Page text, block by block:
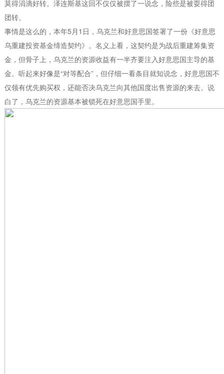
莫得涓滴好转。泽连斯基这回不仅仅被摆了一说念，险些是被耍得团
团转。
事情是这么的，本年5月1日，乌克兰和好意思国签署了一份《好意思
乌重建投资基金缔造契约》。名义上看，这契约是为战后重建筹集资
金，但骨子上，乌克兰的资源收益有一半齐要注入好意思国主导的基
金。听起来好像是“对等配合”，但仔细一看条目就知说念，好意思国不
仅领有优先购买权，还能否决乌克兰向其他国度出售资源的来去。说
白了，乌克兰的资源基本被锁死在好意思国手里。